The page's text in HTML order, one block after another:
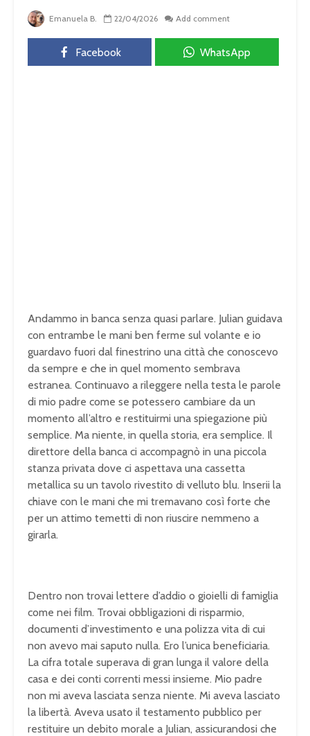
Emanuela B. 22/04/2026 Add comment
Facebook WhatsApp
Andammo in banca senza quasi parlare. Julian guidava
con entrambe le mani ben ferme sul volante e io
guardavo fuori dal finestrino una città che conoscevo
da sempre e che in quel momento sembrava
estranea. Continuavo a rileggere nella testa le parole
di mio padre come se potessero cambiare da un
momento all’altro e restituirmi una spiegazione più
semplice. Ma niente, in quella storia, era semplice. Il
direttore della banca ci accompagnò in una piccola
stanza privata dove ci aspettava una cassetta
metallica su un tavolo rivestito di velluto blu. Inserii la
chiave con le mani che mi tremavano così forte che
per un attimo temetti di non riuscire nemmeno a
girarla.
Dentro non trovai lettere d’addio o gioielli di famiglia
come nei film. Trovai obbligazioni di risparmio,
documenti d’investimento e una polizza vita di cui
non avevo mai saputo nulla. Ero l’unica beneficiaria.
La cifra totale superava di gran lunga il valore della
casa e dei conti correnti messi insieme. Mio padre
non mi aveva lasciata senza niente. Mi aveva lasciato
la libertà. Aveva usato il testamento pubblico per
restituire un debito morale a Julian, assicurandosi che